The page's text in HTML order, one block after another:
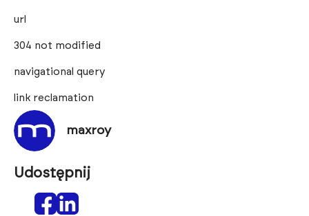
url
304 not modified
navigational query
link reclamation
maxroy
Udostępnij